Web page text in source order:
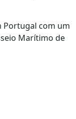
Portugal com um
Marítimo de